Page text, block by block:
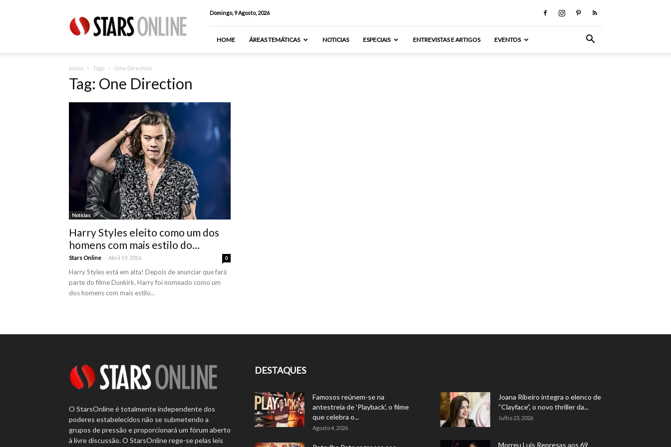
Online
Domingo, 9 Agosto, 2026
HOME ÁREAS TEMÁTICAS NOTICIAS ESPECIAIS ENTREVISTAS E ARTIGOS EVENTOS
Inicio Tags One Direction
Tag: One Direction
Noticias
Harry Styles eleito como um dos
homens com mais estilo do...
Stars Online - Abril 19, 2016 0
Harry Styles está em alta! Depois de anunciar que fará
parte do filme Dunkirk, Harry foi nomeado como um
dos homens com mais estilo...
O StarsOnline é totalmente independente dos
poderes estabelecidos não se submetendo a
grupos de pressão e proporcionará um fórum aberto
à livre discussão. O StarsOnline rege-se pelas leis
DESTAQUES
Famosos reúnem-se na
antestreia de ‘Playback’, o filme
que celebra o...
Agosto 4, 2026
Joana Ribeiro integra o elenco de
“Clayface”, o novo thriller da...
Julho 23, 2026
Morreu Luís Represas aos 69